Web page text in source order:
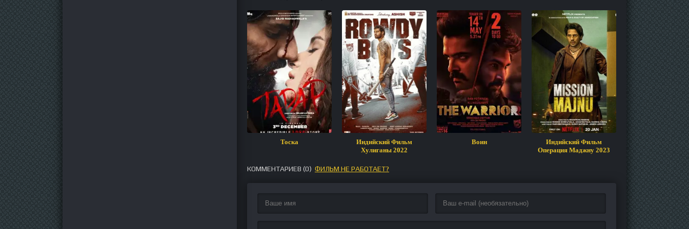
Тоска
Индийский Фильм
Хулиганы 2022
Воин
Индийский Фильм
Операция Маджну 2023
Псих
КОММЕНТАРИЕВ (0) ФИЛЬМ НЕ РАБОТАЕТ?